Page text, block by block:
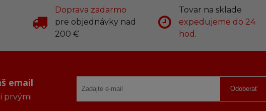
Doprava zadarmo
pre objednávky nad
200 €
Tovar na sklade
expedujeme do 24
hod.
email
prvými
Odoberať